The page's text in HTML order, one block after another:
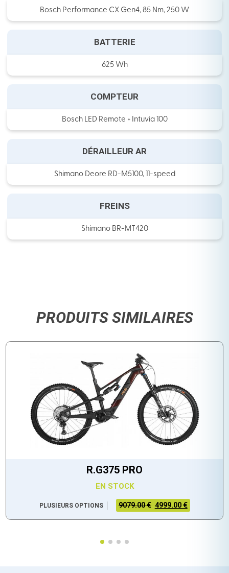
Bosch Performance CX Gen4, 85 Nm, 250 W
BATTERIE
625 Wh
COMPTEUR
Bosch LED Remote + Intuvia 100
DÉRAILLEUR AR
Shimano Deore RD-M5100, 11-speed
FREINS
Shimano BR-MT420
PRODUITS SIMILAIRES
R.G375 PRO
EN STOCK
PLUSIEURS OPTIONS 9079.00 € 4999.00 €